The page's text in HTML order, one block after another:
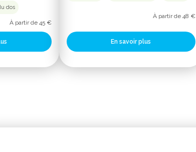
dos
À partir de 45 €
À partir de 48 €
En savoir plus